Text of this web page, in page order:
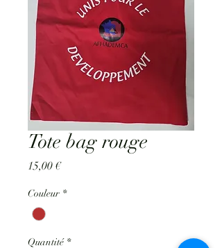
Tote bag rouge
15,00 €Prix
Couleur *
Quantité *